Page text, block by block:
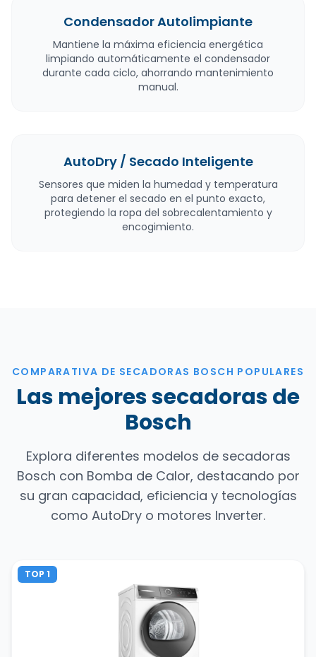
Condensador Autolimpiante
Mantiene la máxima eficiencia energética
limpiando automáticamente el condensador
durante cada ciclo, ahorrando mantenimiento
manual.
AutoDry / Secado Inteligente
Sensores que miden la humedad y temperatura
para detener el secado en el punto exacto,
protegiendo la ropa del sobrecalentamiento y
encogimiento.
COMPARATIVA DE SECADORAS BOSCH POPULARES
Las mejores secadoras de
Bosch
Explora diferentes modelos de secadoras
Bosch con Bomba de Calor, destacando por
su gran capacidad, eficiencia y tecnologías
como AutoDry o motores Inverter.
TOP 1